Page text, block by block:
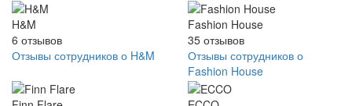
H&M
6 отзывов
Отзывы сотрудников о H&M
Fashion House
35 отзывов
Отзывы сотрудников о
Fashion House